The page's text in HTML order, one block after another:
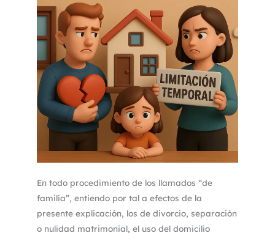
En todo procedimiento de los llamados “de
familia”, entiendo por tal a efectos de la
presente explicación, los de divorcio, separación
o nulidad matrimonial, el uso del domicilio